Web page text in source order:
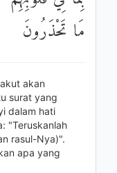
مَا تَحْذَرُونَ
akan
surat yang
dalam hati
"Teruskanlah
rasul-Nya)".
apa yang